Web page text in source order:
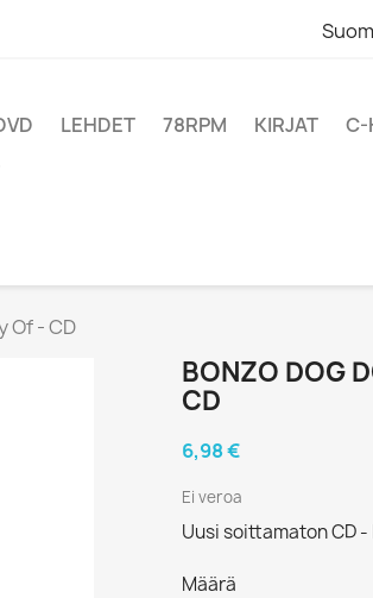
LEHDET 78RPM KIRJAT C-
Of - CD
BONZO DOG
CD
6,98 €
Ei veroa
Uusi soittamaton CD
Määrä